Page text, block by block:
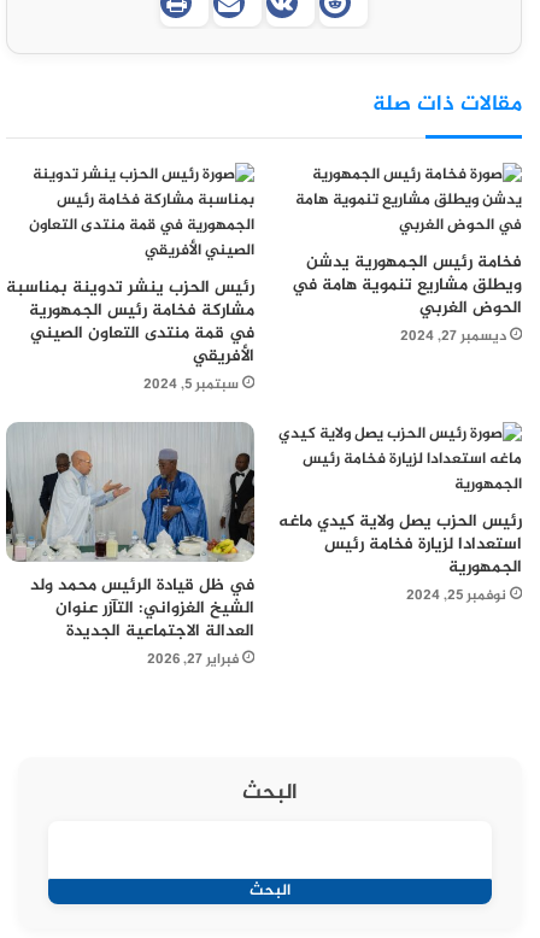
مقالات ذات صلة
فخامة رئيس الجمهورية يدشن
ويطلق مشاريع تنموية هامة في
الحوض الغربي
ديسمبر 27, 2024
رئيس الحزب ينشر تدوينة بمناسبة
مشاركة فخامة رئيس الجمهورية
في قمة منتدى التعاون الصيني
الأفريقي
سبتمبر 5, 2024
رئيس الحزب يصل ولاية كيدي ماغه
استعدادا لزيارة فخامة رئيس
الجمهورية
نوفمبر 25, 2024
في ظل قيادة الرئيس محمد ولد
الشيخ الغزواني: التآزر عنوان
العدالة الاجتماعية الجديدة
فبراير 27, 2026
البحث
البحث